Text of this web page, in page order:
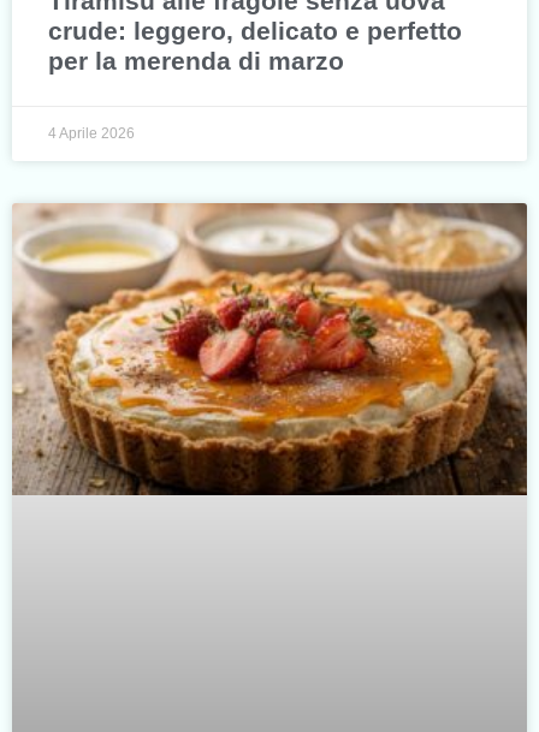
crude: leggero, delicato e perfetto
per la merenda di marzo
4 Aprile 2026